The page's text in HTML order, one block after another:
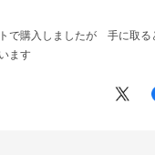
購入しましたが 手に取る
ます